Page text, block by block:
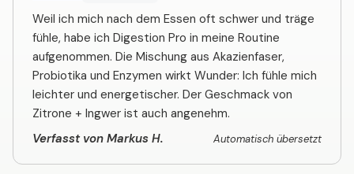
Weil ich mich nach dem Essen oft schwer und träge
fühle, habe ich Digestion Pro in meine Routine
aufgenommen. Die Mischung aus Akazienfaser,
Probiotika und Enzymen wirkt Wunder: Ich fühle mich
leichter und energetischer. Der Geschmack von
Zitrone + Ingwer ist auch angenehm.
Verfasst von Markus H.
Automatisch übersetzt